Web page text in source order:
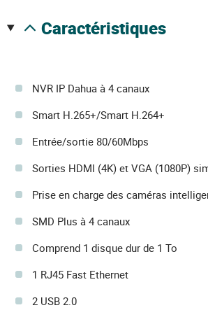
caractéristiques
NVR IP Dahua à 4 canaux
Smart H.265+/Smart H.264+
Entrée/sortie 80/60Mbps
Sorties HDMI (4K) et VGA (1080P)
Prise en charge des caméras
SMD Plus à 4 canaux
Comprend 1 disque dur de 1 To
1 RJ45 Fast Ethernet
2 USB 2.0